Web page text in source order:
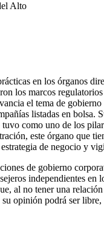
Alto
en los órganos
los marcos regulatorios
el tema de
listadas en bolsa.
tuvo como uno de los
este órgano que
de negocio y
de gobierno
independientes en
al no tener una
opinión podrá ser